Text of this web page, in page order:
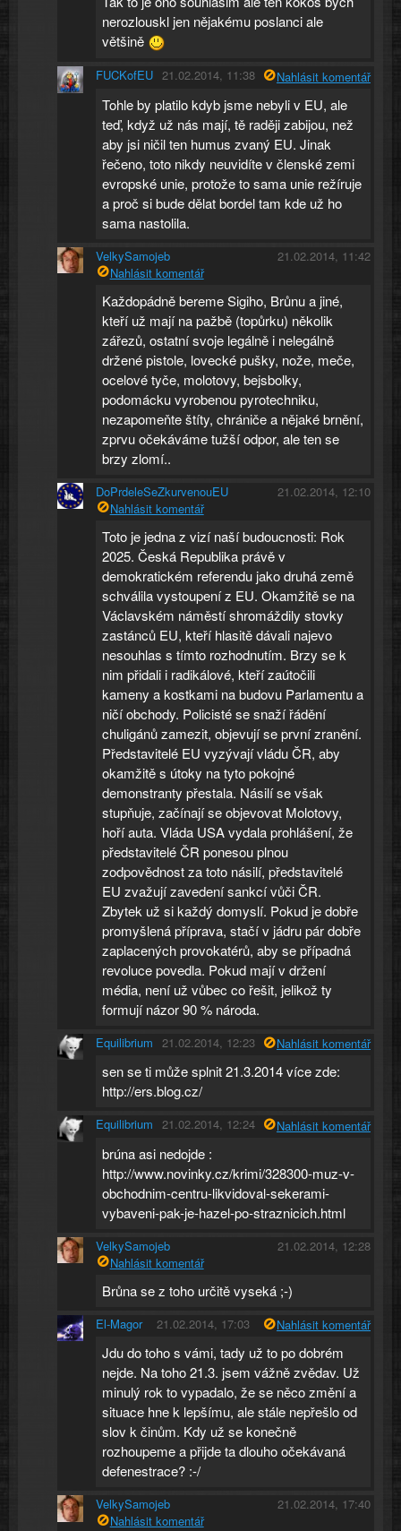
nerozlouskl jen nějakému poslanci ale
většině
FUCKofEU 21.02.2014, 11:38 Nahlásit komentář
Tohle by platilo kdyb jsme nebyli v EU, ale
teď, když už nás mají, tě raději zabijou, než
aby jsi ničil ten humus zvaný EU. Jinak
řečeno, toto nikdy neuvidíte v členské zemi
evropské unie, protože to sama unie režíruje
a proč si bude dělat bordel tam kde už ho
sama nastolila.
VelkySamojeb
21.02.2014, 11:42
Nahlásit komentář
Každopádně bereme Sigiho, Brůnu a jiné,
kteří už mají na pažbě (topůrku) několik
zářezů, ostatní svoje legálně i nelegálně
držené pistole, lovecké pušky, nože, meče,
ocelové tyče, molotovy, bejsbolky,
podomácku vyrobenou pyrotechniku,
nezapomeňte štíty, chrániče a nějaké brnění,
zprvu očekáváme tužší odpor, ale ten se
brzy zlomí..
DoPrdeleSeZkurvenouEU
21.02.2014, 12:10
Nahlásit komentář
Toto je jedna z vizí naší budoucnosti: Rok
2025. Česká Republika právě v
demokratickém referendu jako druhá země
schválila vystoupení z EU. Okamžitě se na
Václavském náměstí shromáždily stovky
zastánců EU, kteří hlasitě dávali najevo
nesouhlas s tímto rozhodnutím. Brzy se k
nim přidali i radikálové, kteří zaútočili
kameny a kostkami na budovu Parlamentu a
ničí obchody. Policisté se snaží řádění
chuligánů zamezit, objevují se první zranění.
Představitelé EU vyzývají vládu ČR, aby
okamžitě s útoky na tyto pokojné
demonstranty přestala. Násilí se však
stupňuje, začínají se objevovat Molotovy,
hoří auta. Vláda USA vydala prohlášení, že
představitelé ČR ponesou plnou
zodpovědnost za toto násilí, představitelé
EU zvažují zavedení sankcí vůči ČR.
Zbytek už si každý domyslí. Pokud je dobře
promyšlená příprava, stačí v jádru pár dobře
zaplacených provokatérů, aby se případná
revoluce povedla. Pokud mají v držení
média, není už vůbec co řešit, jelikož ty
formují názor 90 % národa.
Equilibrium 21.02.2014, 12:23 Nahlásit komentář
sen se ti může splnit 21.3.2014 více zde:
http://ers.blog.cz/
Equilibrium 21.02.2014, 12:24 Nahlásit komentář
brúna asi nedojde :
http://www.novinky.cz/krimi/328300-muz-v-
obchodnim-centru-likvidoval-sekerami-
vybaveni-pak-je-hazel-po-straznicich.html
VelkySamojeb
21.02.2014, 12:28
Nahlásit komentář
Brůna se z toho určitě vyseká ;-)
El-Magor 21.02.2014, 17:03 Nahlásit komentář
Jdu do toho s vámi, tady už to po dobrém
nejde. Na toho 21.3. jsem vážně zvědav. Už
minulý rok to vypadalo, že se něco změní a
situace hne k lepšímu, ale stále nepřešlo od
slov k činům. Kdy už se konečně
rozhoupeme a přijde ta dlouho očekávaná
defenestrace? :-/
VelkySamojeb
21.02.2014, 17:40
Nahlásit komentář